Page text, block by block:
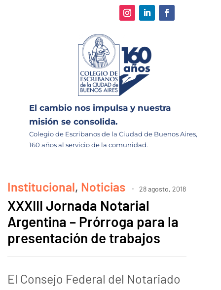
El cambio nos impulsa y nuestra
misión se consolida.
Colegio de Escribanos de la Ciudad de Buenos Aires,
160 años al servicio de la comunidad.
Institucional, Noticias 28 agosto, 2018
XXXIII Jornada Notarial
Argentina – Prórroga para la
presentación de trabajos
El Consejo Federal del Notariado